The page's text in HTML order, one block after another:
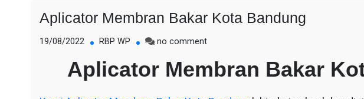
Aplicator Membran Bakar Kota Bandung
19/08/2022 RBP WP no commenton
Membran
Bakar
Aplicator Membran Bakar